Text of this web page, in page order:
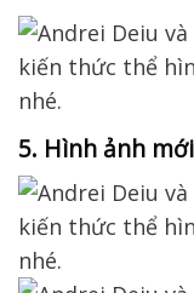
5. Hình ảnh